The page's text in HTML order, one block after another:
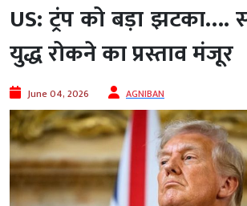
US: ट्रंप को बड़ा झटका….
युद्ध रोकने का प्रस्ताव मंजूर
June 04, 2026 AGNIBAN